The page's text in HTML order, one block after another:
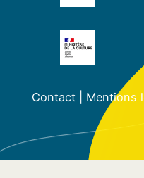
Contact| Mentions